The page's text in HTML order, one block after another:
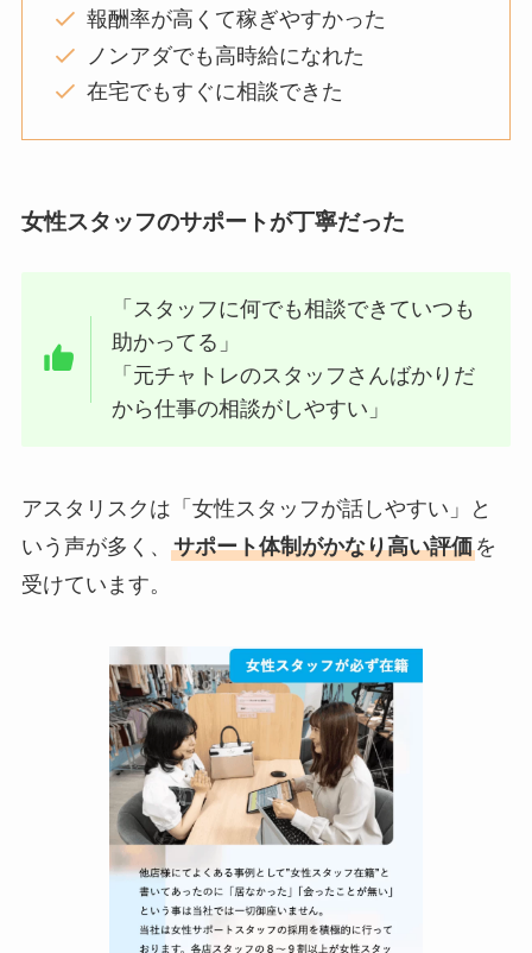
報酬率が高くて稼ぎやすかった
ノンアダでも高時給になれた
在宅でもすぐに相談できた
女性スタッフのサポートが丁寧だった
「スタッフに何でも相談できていつも
助かってる」
「元チャトレのスタッフさんばかりだ
から仕事の相談がしやすい」
アスタリスクは「女性スタッフが話しやすい」と
いう声が多く、 サポート体制がかなり高い評価を
受けています。